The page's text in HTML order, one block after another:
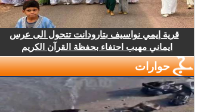
قرية إيمي نواسيف بتارودانت تتحول الى عرس
ايماني مهيب احتفاء بحفظة القرآن الكريم
حوارات